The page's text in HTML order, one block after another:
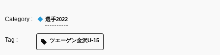
選手2022
ツエーゲン金沢U-15